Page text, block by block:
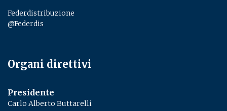
Federdistribuzione
@Federdis
Organi direttivi
Presidente
Carlo Alberto Buttarelli